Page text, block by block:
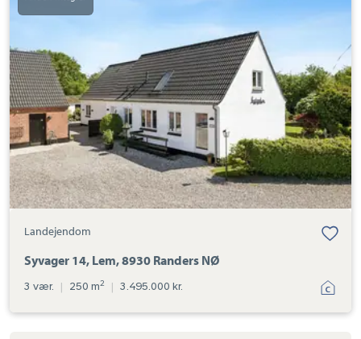
8930
Randers
NØ
Landejendom
Syvager 14, Lem, 8930 Randers NØ
3 vær. | 250 m2 | 3.495.000 kr.